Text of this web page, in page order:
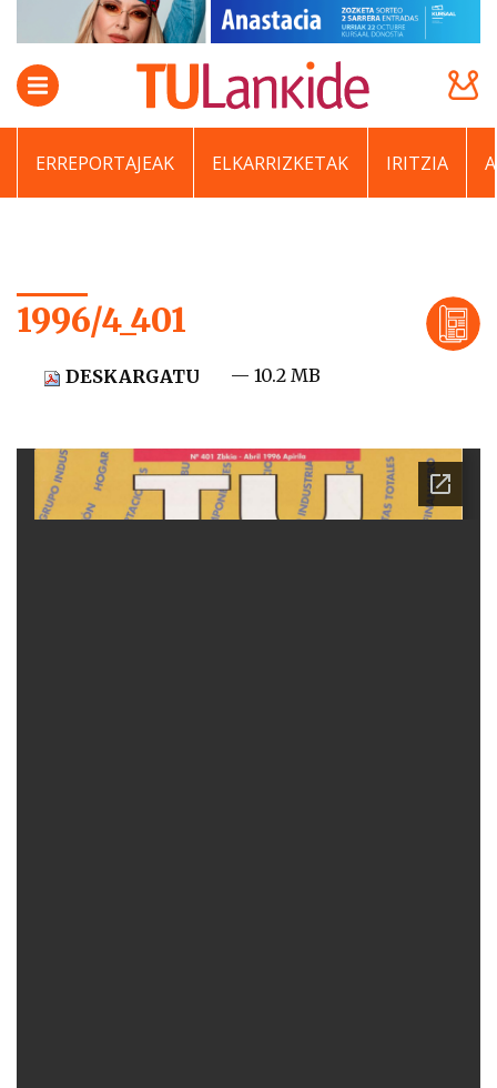
ERREPORTAJEAK ELKARRIZKETAK IRITZIA
1996/4_401
DESKARGATU — 10.2 MB